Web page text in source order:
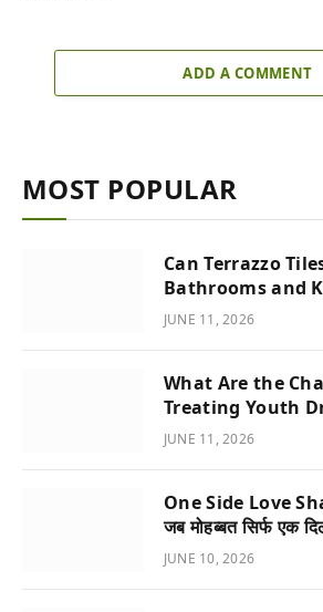
ADD A COMMENT
MOST POPULAR
Can Terrazzo
Bathrooms and
JUNE 11, 2026
What Are the
Treating Youth
JUNE 11, 2026
One Side Love
जब मोहब्बत सिर्फ एक
JUNE 10, 2026